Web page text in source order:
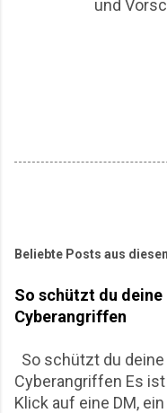
und
Beliebte Posts aus
So schützt du
Cyberangriffen
So schützt du
Cyberangriffen Es
Klick auf eine DM,